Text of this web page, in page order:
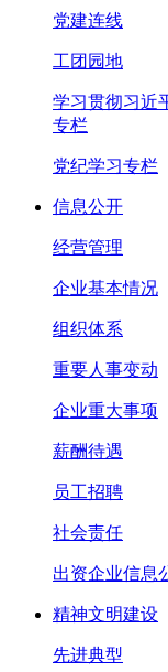
党建连线
工团园地
学习贯彻习近
专栏
党纪学习专栏
信息公开
经营管理
企业基本情况
组织体系
重要人事变动
企业重大事项
薪酬待遇
员工招聘
社会责任
出资企业信息
精神文明建设
先进典型